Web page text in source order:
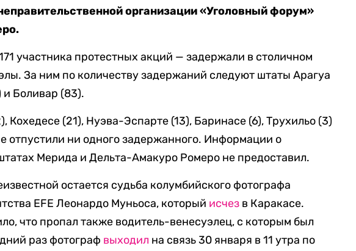
организации «Уголовный форум»
участника протестных акций — задержали в столичном
За ним по количеству задержаний следуют штаты Арагуа
и Боливар (83).
Кохедесе (21), Нуэва-Эспарте (13), Баринасе (6), Трухильо (3)
отпустили ни одного задержанного. Информации о
Мерида и Дельта-Амакуро Ромеро не предоставил.
остается судьба колумбийского фотографа
EFE Леонардо Муньоса, который исчез в Каракасе.
что пропал также водитель-венесуэлец, с которым был
раз фотограф выходил на связь 30 января в 11 утра по